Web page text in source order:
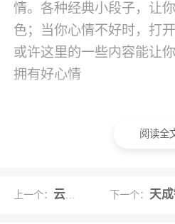
情。各种经典小段子，让
色；当你心情不好时，打
或许这里的一些内容能让
拥有好心情
阅读全
上一个： 云查勘 下一个： 天成